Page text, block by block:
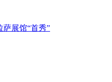
萨展馆“首秀”